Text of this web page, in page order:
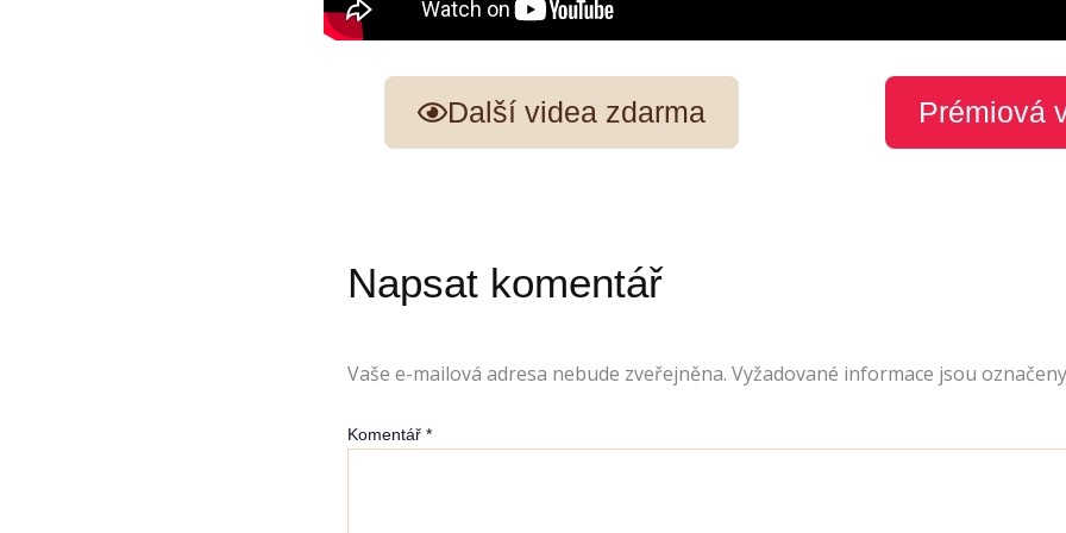
Další videa zdarma Prémiová
Napsat komentář
Vaše e-mailová adresa nebude zveřejněna. Vyžadované informace jsou označeny
Komentář *